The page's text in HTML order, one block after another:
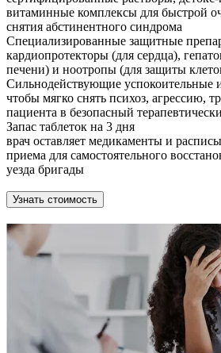
витаминные комплексы для быстрой
снятия абстинентного синдрома
Специализированные защитные
кардиопротекторы (для сердца),
печени) и ноотропы (для защиты
Сильнодействующие успокоительные
чтобы мягко снять психоз, агрессию,
пациента в безопасный
Запас таблеток на 3 дня
врач оставляет медикаменты и
приема для самостоятельного
уезда бригады
Узнать стоимость